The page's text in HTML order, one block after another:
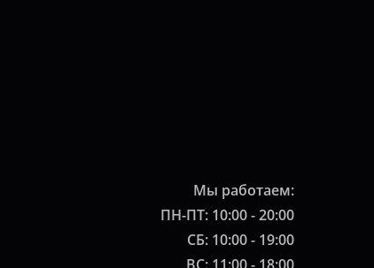
Мы работаем:
ПН-ПТ: 10:00 - 20:00
СБ: 10:00 - 19:00